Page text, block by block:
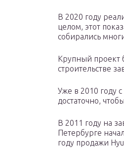
В 2020 году
целом, этот
собирались
Крупный проект
строительстве
Уже в 2010 году
достаточно,
В 2011 году на
Петербурге
году продажи